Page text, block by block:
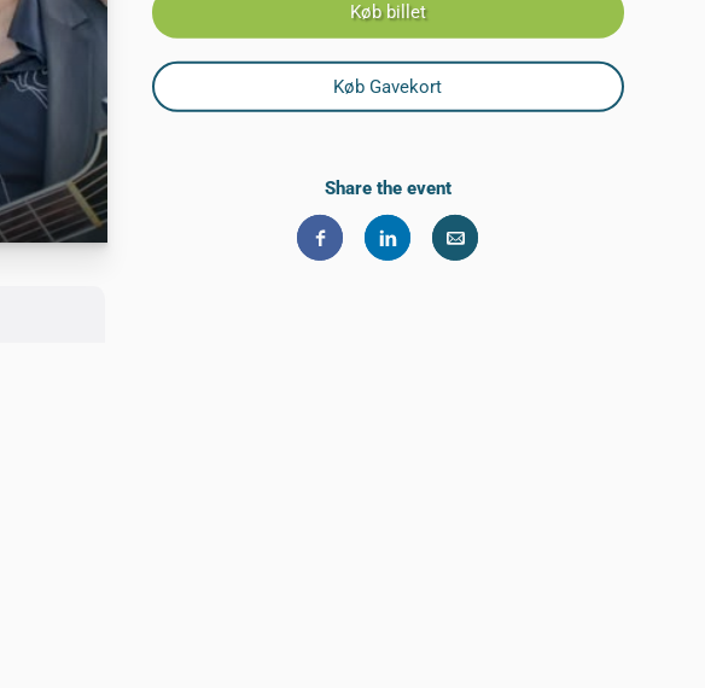
Køb billet
Køb Gavekort
Share the event